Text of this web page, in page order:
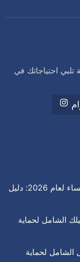
احتياجاتك في
أفضل شركة كشف تسربات المياه بالاحساء لعام 2026: دليل
بالدمام لعام 2026: دليلك الشامل لحماية
2026: الدليل الشامل لحماية